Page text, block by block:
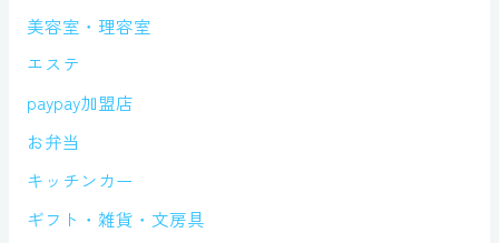
美容室・理容室
エステ
paypay加盟店
お弁当
キッチンカー
ギフト・雑貨・文房具